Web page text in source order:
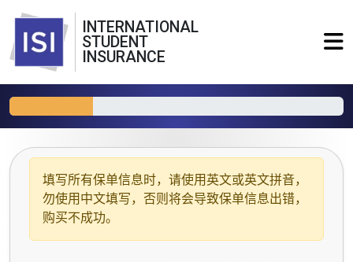
INTERNATIONAL
STUDENT
INSURANCE
填写所有保单信息时，请使用 英文或英文拼音，
勿使用中文填写，否则将会导致保单信息出错，
购买不成功。